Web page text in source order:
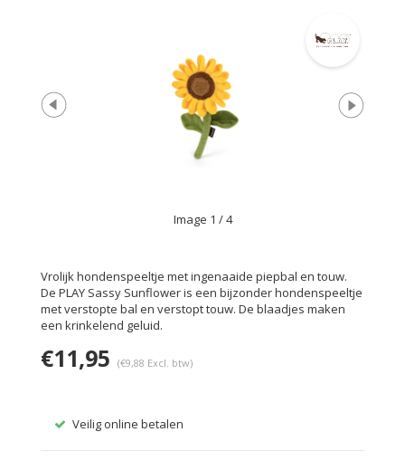
Image 1 / 4
Vrolijk hondenspeeltje met ingenaaide piepbal en touw.
De PLAY Sassy Sunflower is een bijzonder hondenspeeltje
met verstopte bal en verstopt touw. De blaadjes maken
een krinkelend geluid.
€11,95 (€9,88 Excl. btw)
Veilig online betalen